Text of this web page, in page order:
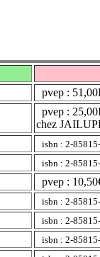
pvep :
pvep :
chez
isbn : 2-
isbn : 2-
pvep :
isbn : 2-
isbn : 2-
isbn : 2-